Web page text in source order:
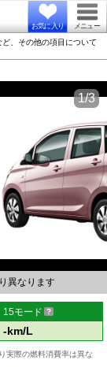
お気に入り メニュー
、その他の項目について
異なります
1/3
15モード
-km/L
実際の燃料消費率は異な